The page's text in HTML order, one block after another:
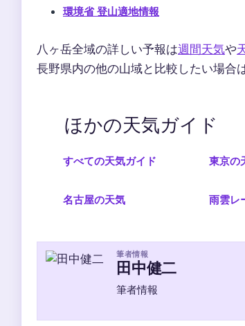
環境省 登山適地情報
八ヶ岳全域の詳しい予報は週間天気や
長野県内の他の山域と比較したい場合
ほかの天気ガイド
すべての天気ガイド 東京の
名古屋の天気 雨雲レ
筆者情報
田中健二
筆者情報